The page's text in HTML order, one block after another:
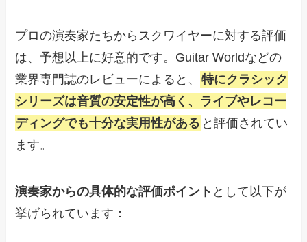
プロの演奏家たちからスクワイヤーに対する評価
は、予想以上に好意的です。Guitar Worldなどの
業界専門誌のレビューによると、 特にクラシック
シリーズは音質の安定性が高く、ライブやレコー
ディングでも十分な実用性がある と評価されてい
ます。
演奏家からの具体的な評価ポイント として以下が
挙げられています：